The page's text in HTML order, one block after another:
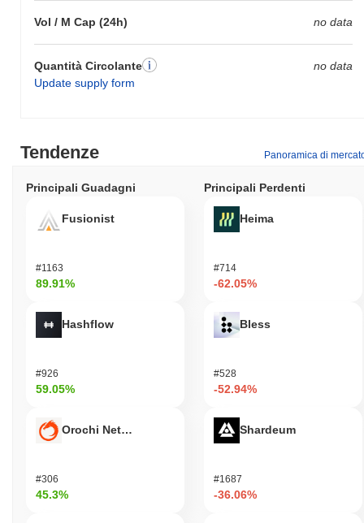
Vol / M Cap (24h) no data
Quantità Circolante
Update supply form
no data
Tendenze Panoramica di
Principali Guadagni
Fusionist
#1163
89.91%
Hashflow
#926
59.05%
Orochi Network
#306
45.3%
Principali Perdenti
Heima
#714
-62.05%
Bless
#528
-52.94%
Shardeum
#1687
-36.06%